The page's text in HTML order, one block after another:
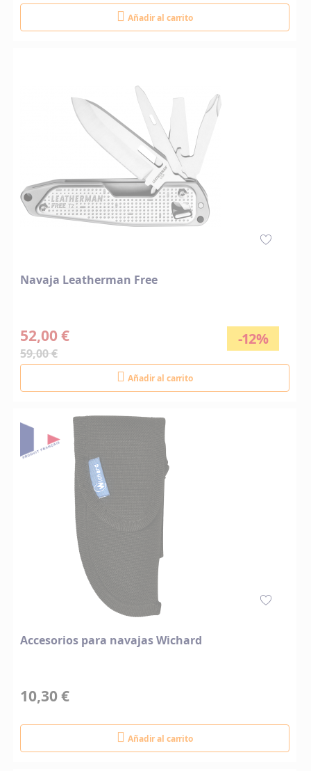
Añadir al carrito
Navaja Leatherman Free
-12%
52,00 €
59,00 €
Añadir al carrito
Accesorios para navajas Wichard
10,30 €
Añadir al carrito